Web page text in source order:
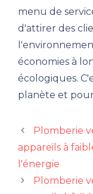
menu de
d'attirer des
économies à
écologiques.
planète et
Plomberie
appareils à
l'énergie
Plomberie